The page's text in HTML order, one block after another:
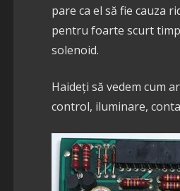
pare ca el să fie cauza
pentru foarte scurt
solenoid.
Haideți să vedem cum
control, iluminare,